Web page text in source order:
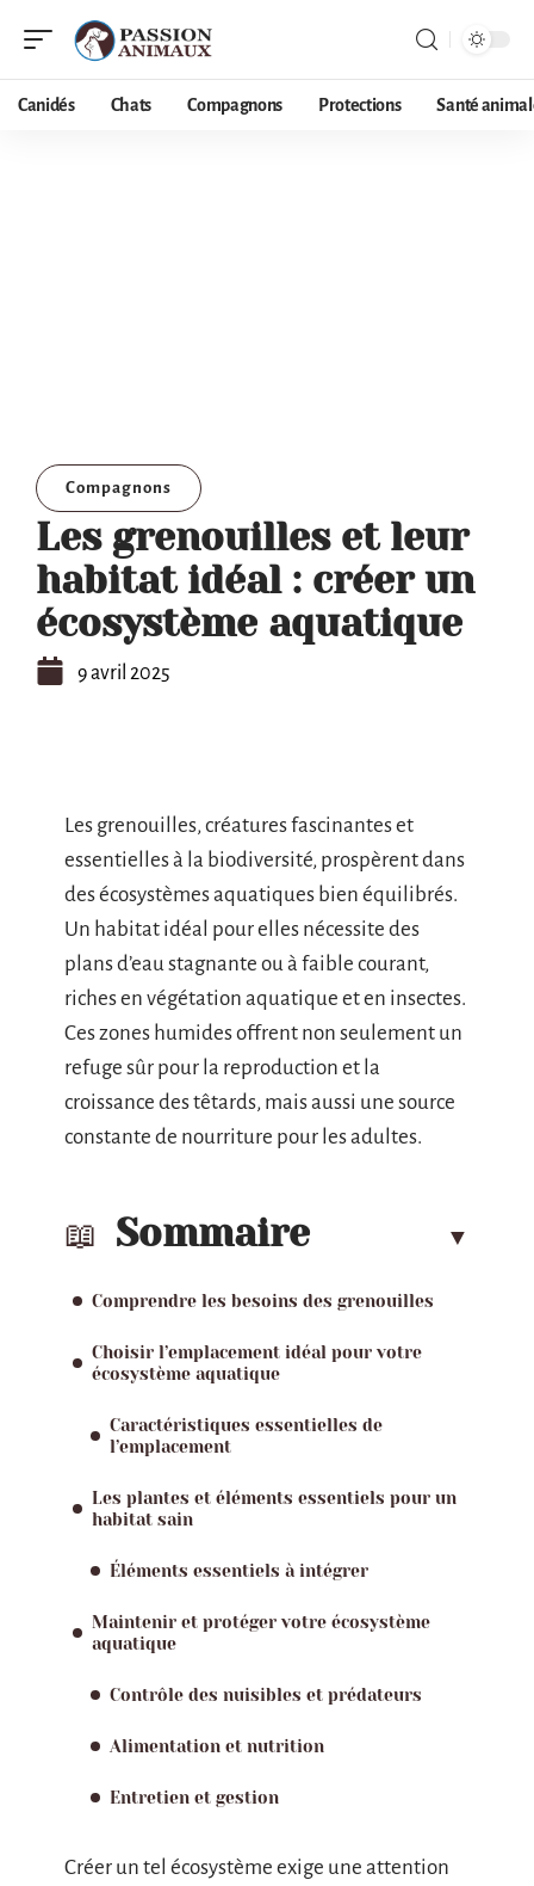
Canidés Chats Compagnons Protections Santé
Compagnons
Les grenouilles et leur
habitat idéal : créer un
écosystème aquatique
9 avril 2025
Les grenouilles, créatures fascinantes et
essentielles à la biodiversité, prospèrent dans
des écosystèmes aquatiques bien équilibrés.
Un habitat idéal pour elles nécessite des
plans d’eau stagnante ou à faible courant,
riches en végétation aquatique et en insectes.
Ces zones humides offrent non seulement un
refuge sûr pour la reproduction et la
croissance des têtards, mais aussi une source
constante de nourriture pour les adultes.
Sommaire
Comprendre les besoins des grenouilles
Choisir l’emplacement idéal pour votre
écosystème aquatique
Caractéristiques essentielles de
l’emplacement
Les plantes et éléments essentiels pour un
habitat sain
Éléments essentiels à intégrer
Maintenir et protéger votre écosystème
aquatique
Contrôle des nuisibles et prédateurs
Alimentation et nutrition
Entretien et gestion
Créer un tel écosystème exige une attention